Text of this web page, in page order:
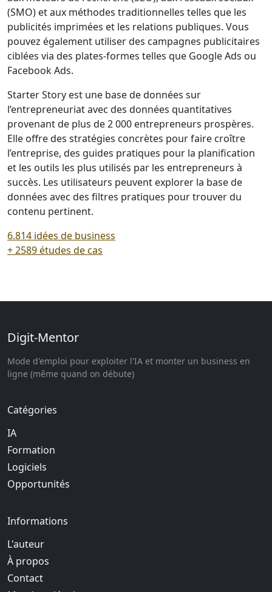
(SMO) et aux méthodes traditionnelles telles que les
publicités imprimées et les relations publiques. Vous
pouvez également utiliser des campagnes publicitaires
ciblées via des plates-formes telles que Google Ads ou
Facebook Ads.
Starter Story est une base de données sur
l’entrepreneuriat avec des données quantitatives
provenant de plus de 2 000 entrepreneurs prospères.
Elle offre des stratégies concrètes pour faire croître
l’entreprise, des guides pratiques pour la planification
et les outils les plus utilisés par les entrepreneurs à
succès. Les utilisateurs peuvent explorer la base de
données avec des filtres pratiques pour trouver du
contenu pertinent.
6.814 idées de business
+ 2589 études de cas
Digit-Mentor
Mode d'emploi pour exploiter l'IA et monter un business en
ligne (même quand on débute)
Catégories
IA
Formation
Logiciels
Opportunités
Informations
L'auteur
À propos
Contact